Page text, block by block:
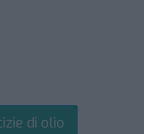
di olio